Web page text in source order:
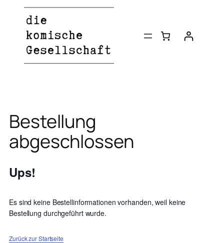
Inhalt
springen
Bestellung
abgeschlossen
Ups!
Es sind keine Bestellinformationen vorhanden, weil keine
Bestellung durchgeführt wurde.
Zurück zur Startseite